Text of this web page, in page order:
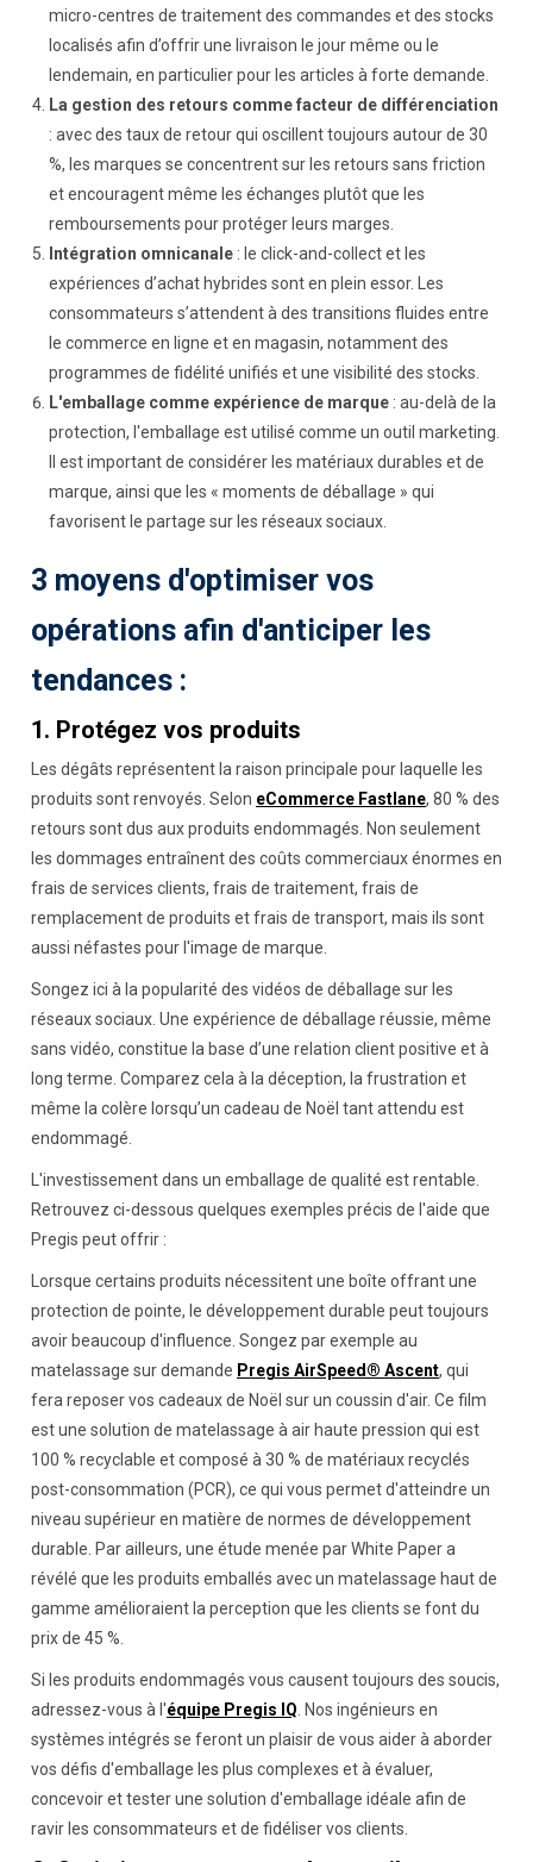
micro-centres de traitement des commandes et des stocks
localisés afin d’offrir une livraison le jour même ou le
lendemain, en particulier pour les articles à forte demande.
La gestion des retours comme facteur de différenciation
: avec des taux de retour qui oscillent toujours autour de 30
%, les marques se concentrent sur les retours sans friction
et encouragent même les échanges plutôt que les
remboursements pour protéger leurs marges.
Intégration omnicanale : le click-and-collect et les
expériences d’achat hybrides sont en plein essor. Les
consommateurs s’attendent à des transitions fluides entre
le commerce en ligne et en magasin, notamment des
programmes de fidélité unifiés et une visibilité des stocks.
L'emballage comme expérience de marque : au-delà de la
protection, l'emballage est utilisé comme un outil marketing.
Il est important de considérer les matériaux durables et de
marque, ainsi que les « moments de déballage » qui
favorisent le partage sur les réseaux sociaux.
3 moyens d'optimiser vos
opérations afin d'anticiper les
tendances :
1. Protégez vos produits
Les dégâts représentent la raison principale pour laquelle les
produits sont renvoyés. Selon eCommerce Fastlane, 80 % des
retours sont dus aux produits endommagés. Non seulement
les dommages entraînent des coûts commerciaux énormes en
frais de services clients, frais de traitement, frais de
remplacement de produits et frais de transport, mais ils sont
aussi néfastes pour l'image de marque.
Songez ici à la popularité des vidéos de déballage sur les
réseaux sociaux. Une expérience de déballage réussie, même
sans vidéo, constitue la base d’une relation client positive et à
long terme. Comparez cela à la déception, la frustration et
même la colère lorsqu’un cadeau de Noël tant attendu est
endommagé.
L'investissement dans un emballage de qualité est rentable.
Retrouvez ci-dessous quelques exemples précis de l'aide que
Pregis peut offrir :
Lorsque certains produits nécessitent une boîte offrant une
protection de pointe, le développement durable peut toujours
avoir beaucoup d'influence. Songez par exemple au
matelassage sur demande Pregis AirSpeed® Ascent, qui
fera reposer vos cadeaux de Noël sur un coussin d'air. Ce film
est une solution de matelassage à air haute pression qui est
100 % recyclable et composé à 30 % de matériaux recyclés
post-consommation (PCR), ce qui vous permet d'atteindre un
niveau supérieur en matière de normes de développement
durable. Par ailleurs, une étude menée par White Paper a
révélé que les produits emballés avec un matelassage haut de
gamme amélioraient la perception que les clients se font du
prix de 45 %.
Si les produits endommagés vous causent toujours des soucis,
adressez-vous à l'équipe Pregis IQ. Nos ingénieurs en
systèmes intégrés se feront un plaisir de vous aider à aborder
vos défis d'emballage les plus complexes et à évaluer,
concevoir et tester une solution d'emballage idéale afin de
ravir les consommateurs et de fidéliser vos clients.